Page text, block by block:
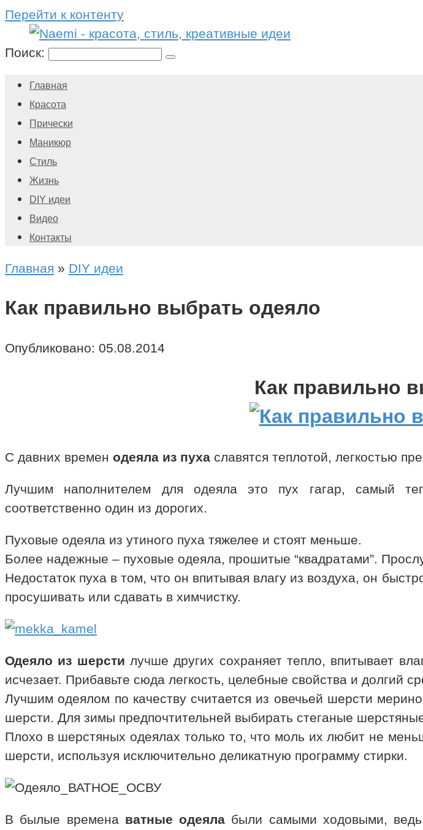
Перейти к контенту
Поиск:
Главная
Красота
Прически
Маникюр
Стиль
Жизнь
DIY идеи
Видео
Контакты
Главная » DIY идеи
Как правильно выбрать одеяло
Опубликовано: 05.08.2014
Как правильно
С давних времен одеяла из пуха славятся теплотой, легкостью
Лучшим наполнителем для одеяла это пух гагар, самый
соответственно один из дорогих.
Пуховые одеяла из утиного пуха тяжелее и стоят меньше.
Более надежные – пуховые одеяла, прошитые “квадратами”.
Недостаток пуха в том, что он впитывая влагу из воздуха, он
просушивать или сдавать в химчистку.
Одеяло из шерсти лучше других сохраняет тепло, впитывает
исчезает. Прибавьте сюда легкость, целебные свойства и долгий
Лучшим одеялом по качеству считается из овечьей шерсти
шерсти. Для зимы предпочтительней выбирать стеганые
Плохо в шерстяных одеялах только то, что моль их любит не
шерсти, используя исключительно деликатную программу стирки.
В былые времена ватные одеяла были самыми ходовыми,